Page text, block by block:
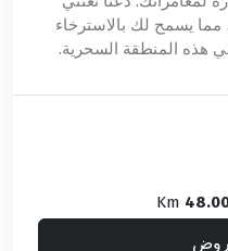
مما يسمح لك بالاسترخاء
هذه المنطقة السحرية.